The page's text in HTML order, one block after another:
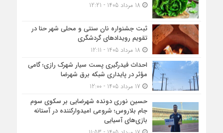
ثبت جشنواره نان سنتی و محلی شهر حنا در
تقویم رویداد‌های گردشگری
احداث فیدرگیری پست سیار شهرک رازی؛ گامی
مؤثر در پایداری شبکه برق شهرضا
حسین نوری دونده شهرضایی بر سکوی سوم
جام بلاروس؛ شروعی امیدوارکننده در آستانه
بازی‌های آسیایی